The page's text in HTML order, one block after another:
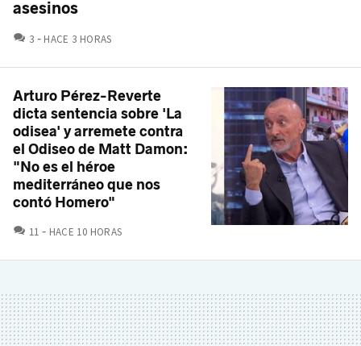
asesinos
3 COMENTARIOS
HACE 3 HORAS
Arturo Pérez-Reverte
dicta sentencia sobre 'La
odisea' y arremete contra
el Odiseo de Matt Damon:
"No es el héroe
mediterráneo que nos
contó Homero"
11 COMENTARIOS
HACE 10 HORAS